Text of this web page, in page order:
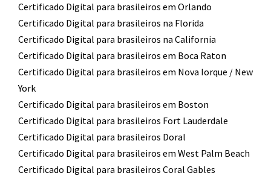
Certificado Digital para brasileiros em Orlando
Certificado Digital para brasileiros na Florida
Certificado Digital para brasileiros na California
Certificado Digital para brasileiros em Boca Raton
Certificado Digital para brasileiros em Nova Iorque / New
York
Certificado Digital para brasileiros em Boston
Certificado Digital para brasileiros Fort Lauderdale
Certificado Digital para brasileiros Doral
Certificado Digital para brasileiros em West Palm Beach
Certificado Digital para brasileiros Coral Gables